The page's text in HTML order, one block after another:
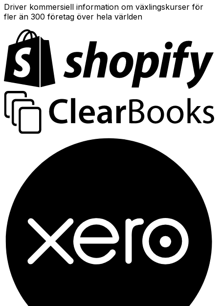
Driver kommersiell information om växlingskurser för
fler än 300 företag över hela världen